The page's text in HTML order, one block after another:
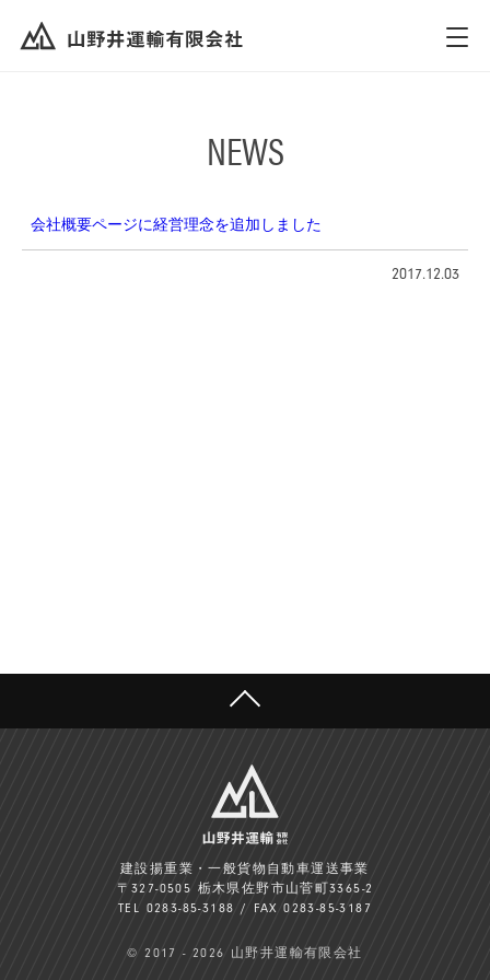
NEWS
会社概要ページに経営理念を追加しました
2017.12.03
TOP
建設揚重業・一般貨物自動車運送事業
〒327-0505 栃木県佐野市山菅町3365-2
TEL 0283-85-3188 / FAX 0283-85-3187
© 2017 - 2026 山野井運輸有限会社